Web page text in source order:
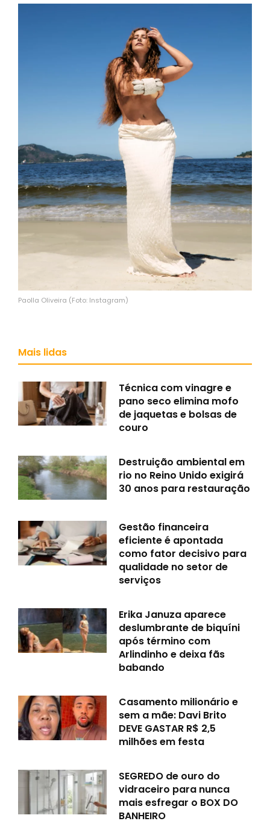
Paolla Oliveira (Foto: Instagram)
Mais lidas
Técnica com vinagre e
pano seco elimina mofo
de jaquetas e bolsas de
couro
Destruição ambiental em
rio no Reino Unido exigirá
30 anos para restauração
Gestão financeira
eficiente é apontada
como fator decisivo para
qualidade no setor de
serviços
Erika Januza aparece
deslumbrante de biquíni
após término com
Arlindinho e deixa fãs
babando
Casamento milionário e
sem a mãe: Davi Brito
DEVE GASTAR R$ 2,5
milhões em festa
SEGREDO de ouro do
vidraceiro para nunca
mais esfregar o BOX DO
BANHEIRO